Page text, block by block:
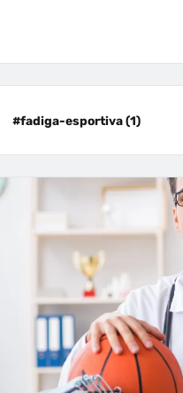
#fadiga-esportiva (1)